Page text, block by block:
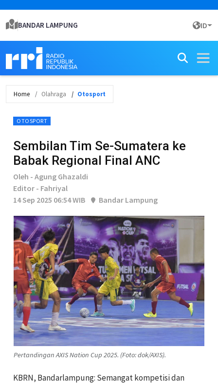
BANDAR LAMPUNG ID
Home Olahraga Otosport
OTOSPORT
Sembilan Tim Se-Sumatera ke
Babak Regional Final ANC
Oleh - Agung Ghazaldi
Editor - Fahriyal
14 Sep 2025 06:54 WIB
Bandar Lampung
Pertandingan AXIS Nation Cup 2025. (Foto: dok/AXIS).
KBRN, Bandarlampung: Semangat kompetisi dan